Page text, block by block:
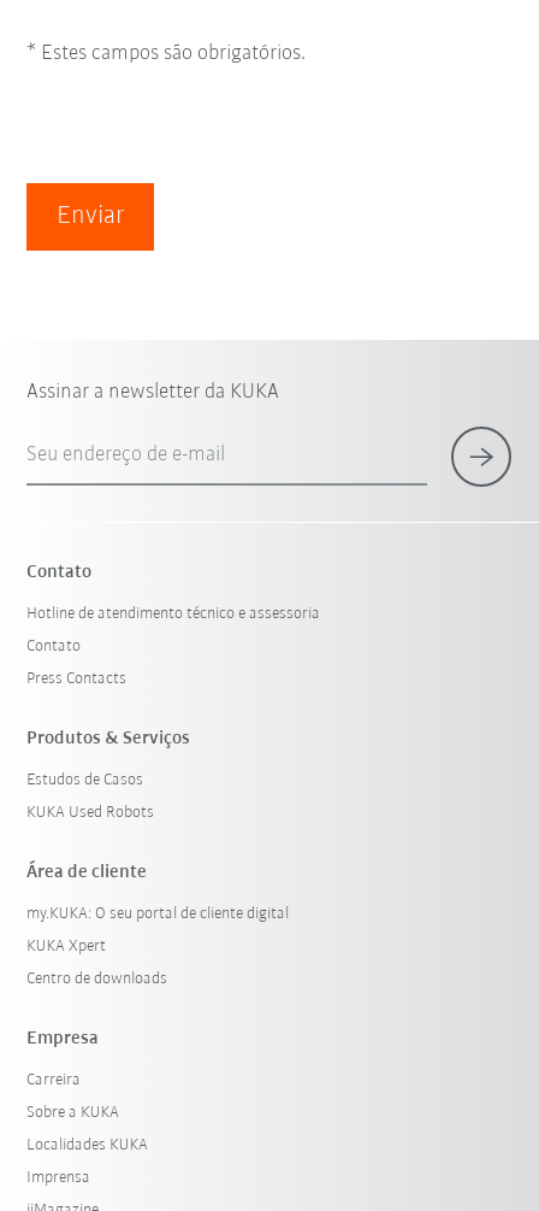
* Estes campos são obrigatórios.
Enviar
Assinar a newsletter da KUKA
Seu endereço de e-mail
Contato
Hotline de atendimento técnico e assessoria
Contato
Press Contacts
Produtos & Serviços
Estudos de Casos
KUKA Used Robots
Área de cliente
my.KUKA: O seu portal de cliente digital
KUKA Xpert
Centro de downloads
Empresa
Carreira
Sobre a KUKA
Localidades KUKA
Imprensa